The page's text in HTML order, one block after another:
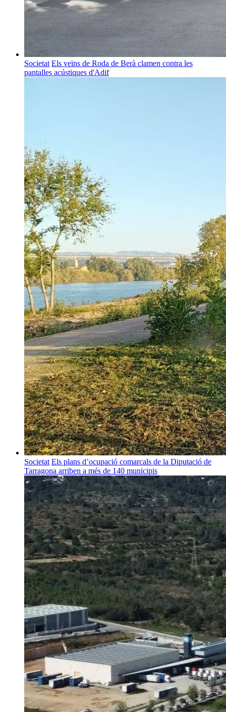
Societat Els veïns de Roda de Berà clamen contra les
pantalles acústiques d'Adif
Societat Els plans d’ocupació comarcals de la Diputació de
Tarragona arriben a més de 140 municipis